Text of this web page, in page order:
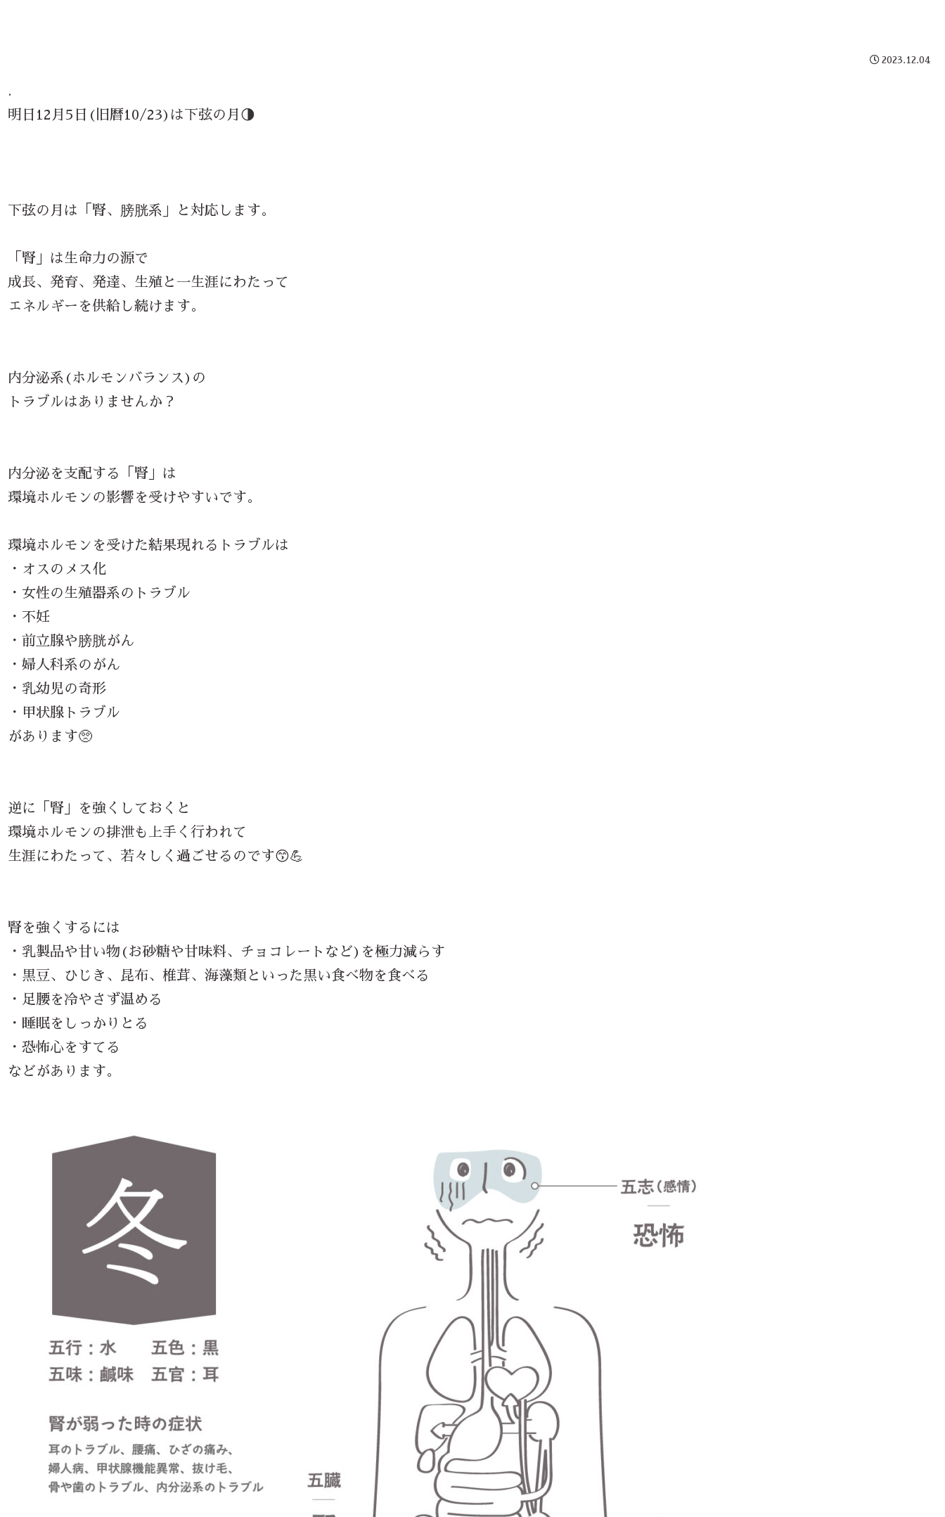
2023.12.04
.
明日12月5日(旧暦10/23)は下弦の月🌗
下弦の月は「腎、膀胱系」と対応します。
「腎」は生命力の源で
成長、発育、発達、生殖と一生涯にわたって
エネルギーを供給し続けます。
内分泌系(ホルモンバランス)の
トラブルはありませんか？
内分泌を支配する「腎」は
環境ホルモンの影響を受けやすいです。
環境ホルモンを受けた結果現れるトラブルは
・オスのメス化
・女性の生殖器系のトラブル
・不妊
・前立腺や膀胱がん
・婦人科系のがん
・乳幼児の奇形
・甲状腺トラブル
があります🥺
逆に「腎」を強くしておくと
環境ホルモンの排泄も上手く行われて
生涯にわたって、若々しく過ごせるのです😙💪
腎を強くするには
・乳製品や甘い物(お砂糖や甘味料、チョコレートなど)を極力減らす
・黒豆、ひじき、昆布、椎茸、海藻類といった黒い食べ物を食べる
・足腰を冷やさず温める
・睡眠をしっかりとる
・恐怖心をすてる
などがあります。